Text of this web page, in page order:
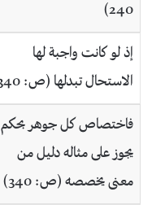
240)
إذ لو كانت واجبة لها
الاستحال تبدلها (ص: 340)
فاختصاص كل جوهر بحكم
يجوز على مثاله دليل من
معنى يخصصه (ص: 340)